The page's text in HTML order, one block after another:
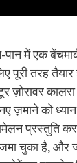
में एक
तरह तैयार
ज़ोरावर
ज़माने को
प्रस्तुति
जमा चुका है,